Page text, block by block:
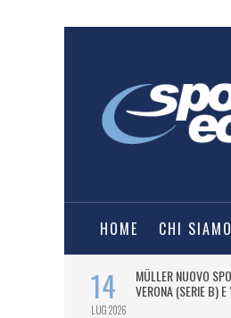
HOME CHI SIAMO
14
LUG 2026
MÜLLER NUOVO
VERONA (SERIE B) E